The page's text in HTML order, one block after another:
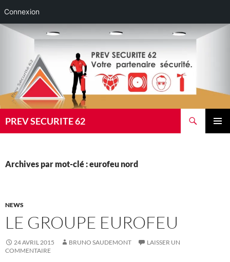
Connexion
Aller
PREV SECURITE 62
Archives par mot-clé : eurofeu nord
NEWS
LE GROUPE EUROFEU
24 AVRIL 2015 BRUNO SAUDEMONT
LAISSER UN
COMMENTAIRE